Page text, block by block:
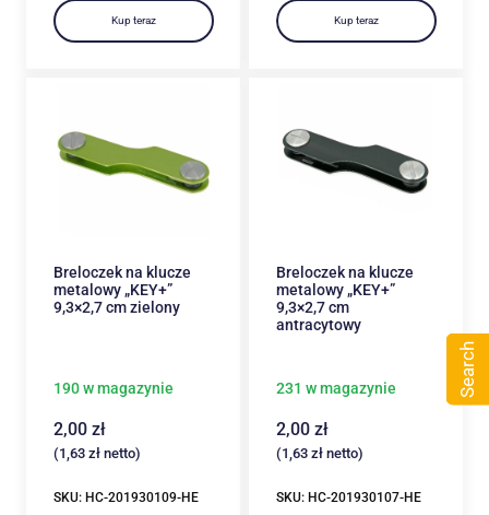
Kup teraz Kup teraz
Breloczek na klucze
metalowy „KEY+”
9,3×2,7 cm zielony
190 w magazynie
2,00 zł
(1,63 złnetto)
SKU: HC-201930109-HE
Breloczek na klucze
metalowy „KEY+”
9,3×2,7 cm
antracytowy
231 w magazynie
2,00 zł
(1,63 złnetto)
SKU: HC-201930107-HE
Search